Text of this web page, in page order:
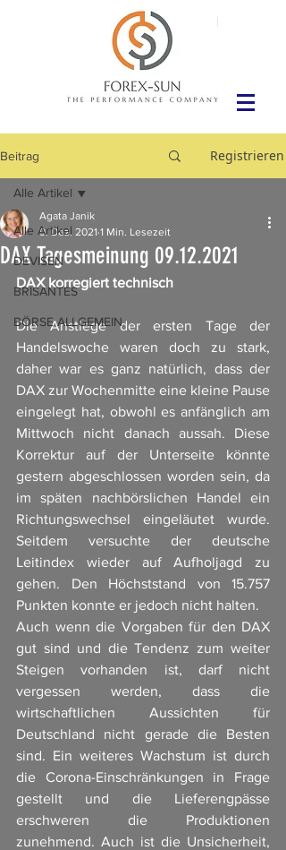
Beitrag Registrieren
Alle Artikel
DEVISEN
BRISANTES
BÖRSE ALLGEMEIN
Alle Artikel
DAX Tagesmeinung 09.12.2021
Agata Janik
9. Dez. 2021 1 Min. Lesezeit
DAX korregiert technisch
Die Anstiege der ersten Tage der
Handelswoche waren doch zu stark,
daher war es ganz natürlich, dass der
DAX zur Wochenmitte eine kleine Pause
eingelegt hat, obwohl es anfänglich am
Mittwoch nicht danach aussah. Diese
Korrektur auf der Unterseite könnte
gestern abgeschlossen worden sein, da
im späten nachbörslichen Handel ein
Richtungswechsel eingeläutet wurde.
Seitdem versuchte der deutsche
Leitindex wieder auf Aufholjagd zu
gehen. Den Höchststand von 15.757
Punkten konnte er jedoch nicht halten.
Auch wenn die Vorgaben für den DAX
gut sind und die Tendenz zum weiter
Steigen vorhanden ist, darf nicht
vergessen werden, dass die
wirtschaftlichen Aussichten für
Deutschland nicht gerade die Besten
sind. Ein weiteres Wachstum ist durch
die Corona-Einschränkungen in Frage
gestellt und die Lieferengpässe
erschweren die Produktionen
zunehmend. Auch ist die Unsicherheit,